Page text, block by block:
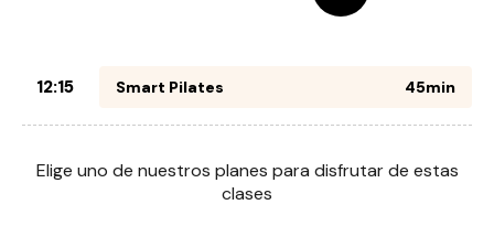
12:15 Smart Pilates 45min
Elige uno de nuestros planes para disfrutar de estas
clases